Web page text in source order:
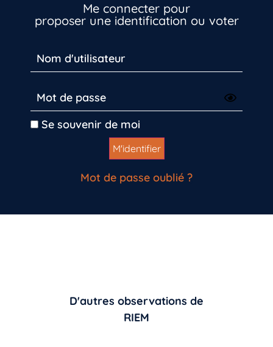
Me connecter pour
proposer une identification ou voter
Se souvenir de moi
Mot de passe oublié ?
D'autres observations de
RIEM